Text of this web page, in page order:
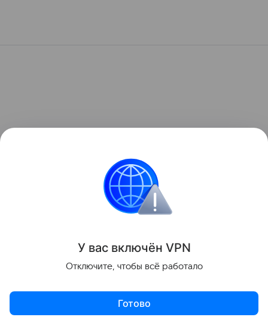
У вас включён VPN
Отключите, чтобы всё работало
Готово